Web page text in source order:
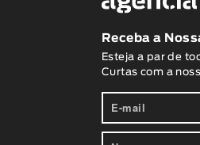
Receba a
Esteja a par de
Curtas com a